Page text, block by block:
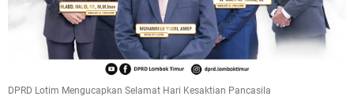
DPRD Lotim Mengucapkan Selamat Hari Kesaktian Pancasila